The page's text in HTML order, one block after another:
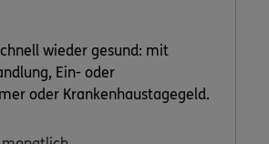
wieder gesund: mit
Ein- oder
oder Krankenhaustagegeld.